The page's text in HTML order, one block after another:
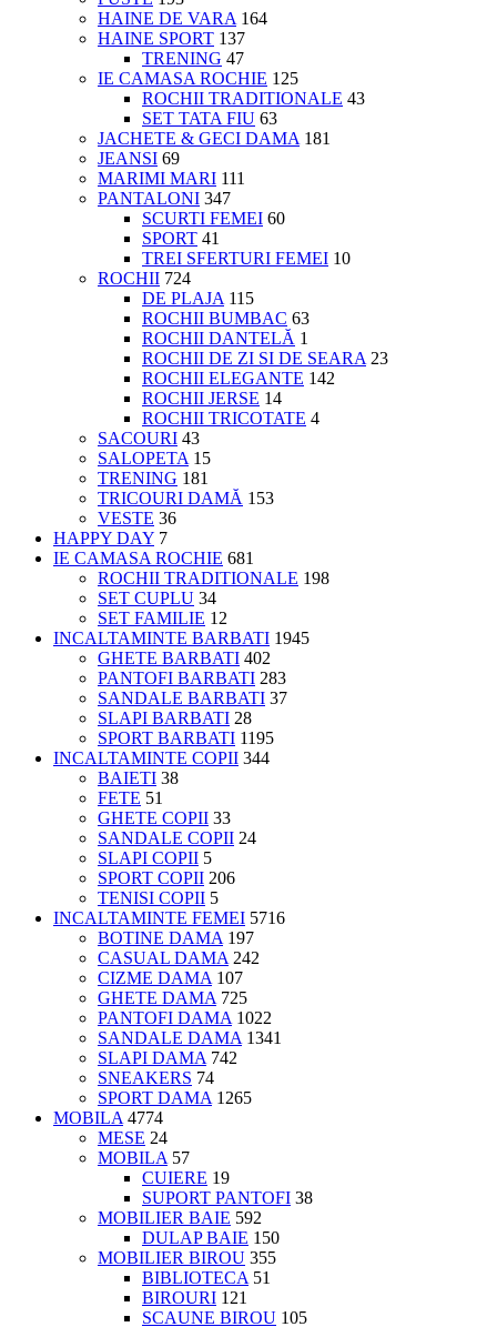
HAINE DE VARA 164
HAINE SPORT 137
TRENING 47
IE CAMASA ROCHIE 125
ROCHII TRADITIONALE 43
SET TATA FIU 63
JACHETE & GECI DAMA 181
JEANSI 69
MARIMI MARI 111
PANTALONI 347
SCURTI FEMEI 60
SPORT 41
TREI SFERTURI FEMEI 10
ROCHII 724
DE PLAJA 115
ROCHII BUMBAC 63
ROCHII DANTELĂ 1
ROCHII DE ZI SI DE SEARA 23
ROCHII ELEGANTE 142
ROCHII JERSE 14
ROCHII TRICOTATE 4
SACOURI 43
SALOPETA 15
TRENING 181
TRICOURI DAMĂ 153
VESTE 36
HAPPY DAY 7
IE CAMASA ROCHIE 681
ROCHII TRADITIONALE 198
SET CUPLU 34
SET FAMILIE 12
INCALTAMINTE BARBATI 1945
GHETE BARBATI 402
PANTOFI BARBATI 283
SANDALE BARBATI 37
SLAPI BARBATI 28
SPORT BARBATI 1195
INCALTAMINTE COPII 344
BAIETI 38
FETE 51
GHETE COPII 33
SANDALE COPII 24
SLAPI COPII 5
SPORT COPII 206
TENISI COPII 5
INCALTAMINTE FEMEI 5716
BOTINE DAMA 197
CASUAL DAMA 242
CIZME DAMA 107
GHETE DAMA 725
PANTOFI DAMA 1022
SANDALE DAMA 1341
SLAPI DAMA 742
SNEAKERS 74
SPORT DAMA 1265
MOBILA 4774
MESE 24
MOBILA 57
CUIERE 19
SUPORT PANTOFI 38
MOBILIER BAIE 592
DULAP BAIE 150
MOBILIER BIROU 355
BIBLIOTECA 51
BIROURI 121
SCAUNE BIROU 105